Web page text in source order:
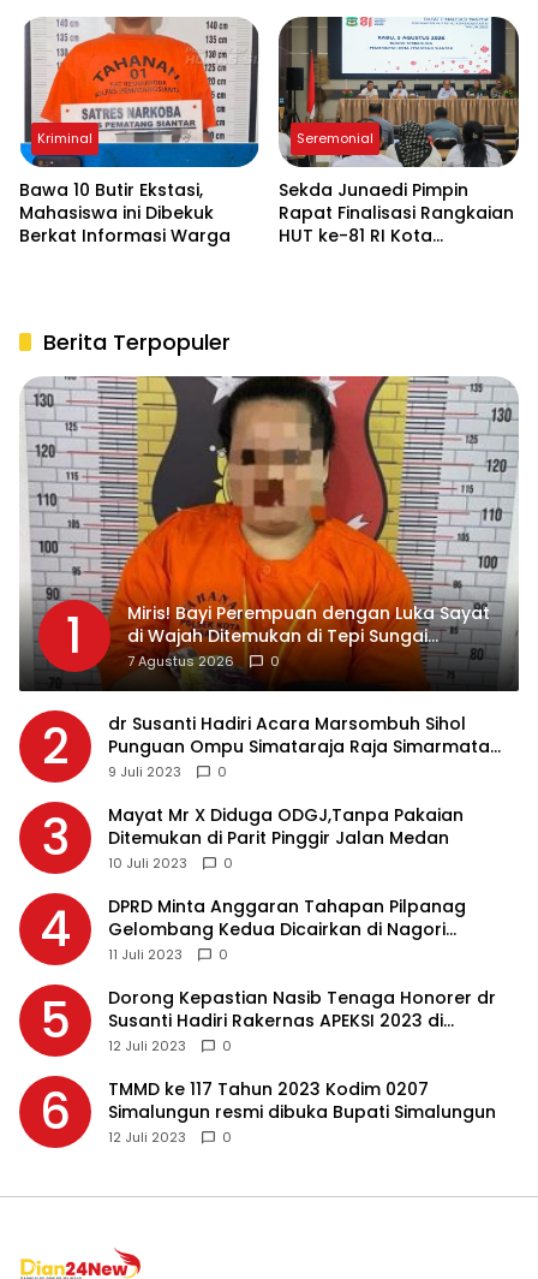
Kriminal
Bawa 10 Butir Ekstasi,
Mahasiswa ini Dibekuk
Berkat Informasi Warga
Seremonial
Sekda Junaedi Pimpin
Rapat Finalisasi Rangkaian
HUT ke-81 RI Kota
Berita Terpopuler
1
Miris! Bayi Perempuan dengan Luka Sayat
di Wajah Ditemukan di Tepi Sungai
Asahan, Diduga Dibuang Ibu Kandungnya
7 Agustus 2026 0
2
dr Susanti Hadiri Acara Marsombuh Sihol
Punguan Ompu Simataraja Raja Simarmata
Dohot Boruna Kota Siantar
9 Juli 2023 0
3
Mayat Mr X Diduga ODGJ,Tanpa Pakaian
Ditemukan di Parit Pinggir Jalan Medan
10 Juli 2023 0
4
DPRD Minta Anggaran Tahapan Pilpanag
Gelombang Kedua Dicairkan di Nagori
Masing-masing, Ini Alasannya…
11 Juli 2023 0
5
Dorong Kepastian Nasib Tenaga Honorer dr
Susanti Hadiri Rakernas APEKSI 2023 di
Makassar
12 Juli 2023 0
6
TMMD ke 117 Tahun 2023 Kodim 0207
Simalungun resmi dibuka Bupati Simalungun
12 Juli 2023 0